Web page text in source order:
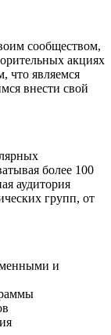
сообществом,
акциях
что являемся
внести свой
более 100
аудитория
групп, от
и